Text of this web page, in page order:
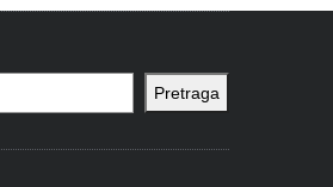
Pretraga